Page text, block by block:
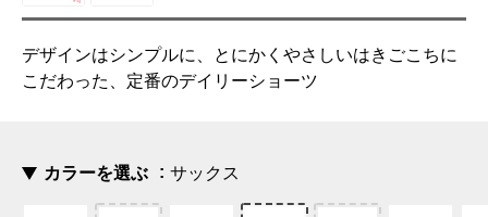
デザインはシンプルに、とにかくやさしいはきごこちに
こだわった、定番のデイリーショーツ
カラーを選ぶ サックス